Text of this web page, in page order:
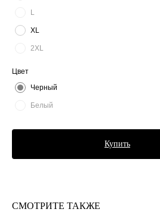
L
XL
2XL
Цвет
Черный
Белый
Купить
СМОТРИТЕ ТАКЖЕ